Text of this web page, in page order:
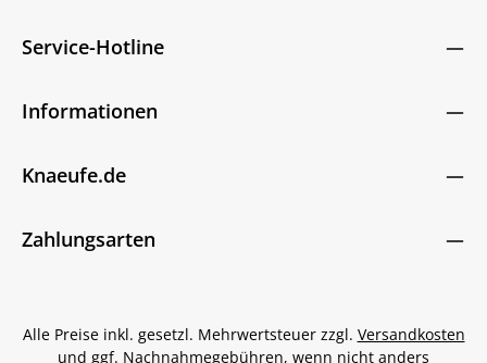
Service-Hotline
Informationen
Knaeufe.de
Zahlungsarten
Alle Preise inkl. gesetzl. Mehrwertsteuer zzgl. Versandkosten
und ggf. Nachnahmegebühren, wenn nicht anders